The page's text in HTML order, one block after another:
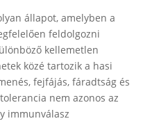
állapot, amelyben a
feldolgozni
kellemetlen
közé tartozik a hasi
fejfájás, fáradtság és
nem azonos az
immunválasz